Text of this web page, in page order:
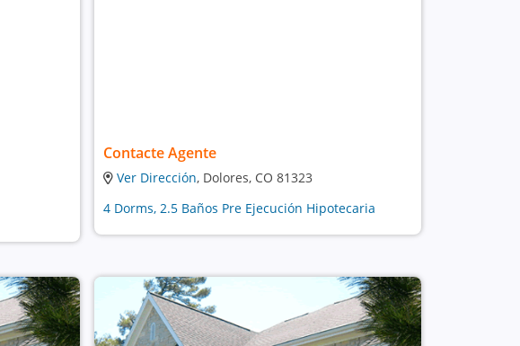
Contacte Agente
Ver Dirección, Dolores, CO 81323
4 Dorms, 2.5 Baños Pre Ejecución Hipotecaria